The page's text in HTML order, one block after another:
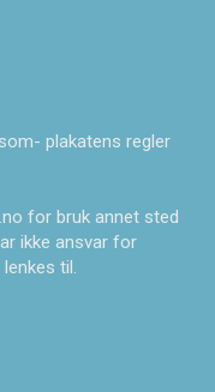
plakatens regler
for bruk annet sted
ikke ansvar for
til.